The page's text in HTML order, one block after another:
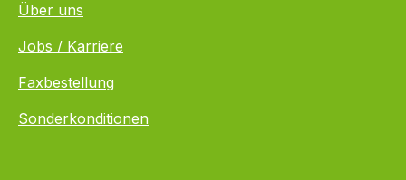
Über uns
Jobs / Karriere
Faxbestellung
Sonderkonditionen